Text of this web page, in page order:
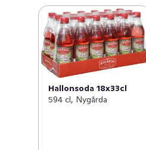
Hallonsoda 18x33cl
594 cl, Nygårda